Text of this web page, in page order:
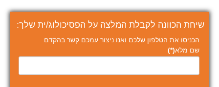
שיחת הכוונה לקבלת המלצה על הפסיכולוג/ית שלך:
הכניסו את הטלפון שלכם ואנו ניצור עמכם קשר בהקדם
שם מלא(*)